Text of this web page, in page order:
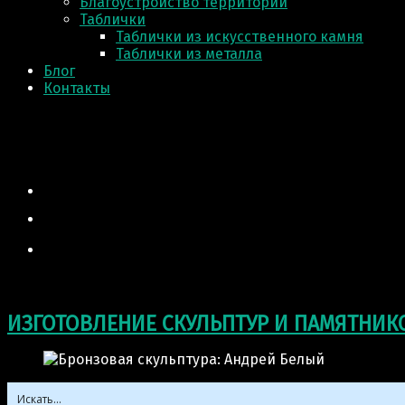
Таблички
Таблички из искусственного камня
Таблички из металла
Блог
Контакты
ИЗГОТОВЛЕНИЕ СКУЛЬПТУР И